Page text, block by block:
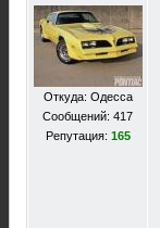
Откуда: Одесса
Сообщений: 417
Репутация: 165